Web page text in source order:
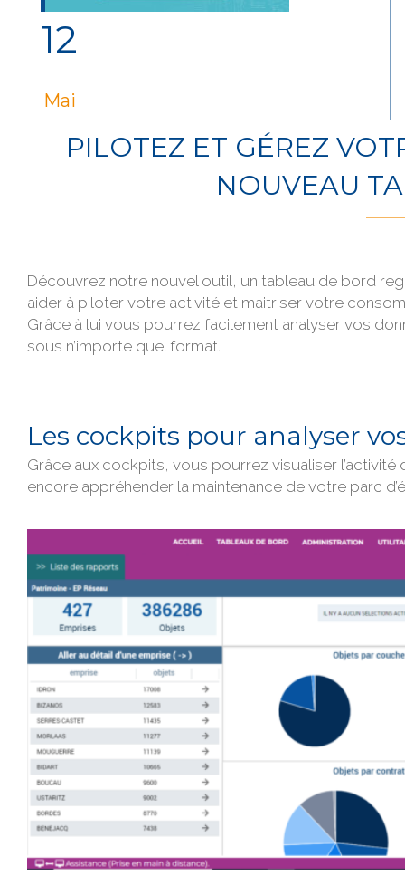
12
Mai
PILOTEZ ET GÉREZ
NOUVEAU
Découvrez notre nouvel outil, un tableau de bord
aider à piloter votre activité et maitriser votre
Grâce à lui vous pourrez facilement analyser vos
sous n’importe quel format.
Les cockpits pour analyser
Grâce aux cockpits, vous pourrez visualiser
encore appréhender la maintenance de votre parc